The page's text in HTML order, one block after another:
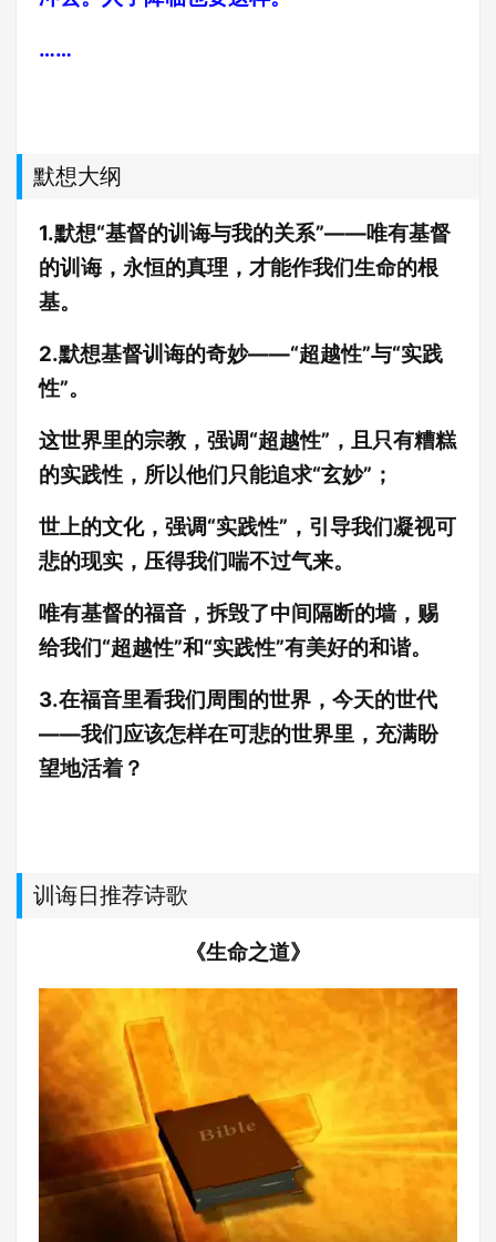
……
默想大纲
1.默想“基督的训诲与我的关系”——唯有基督
的训诲，永恒的真理，才能作我们生命的根
基。
2.默想基督训诲的奇妙——“超越性”与“实践
性”。
这世界里的宗教，强调“超越性”，且只有糟糕
的实践性，所以他们只能追求“玄妙”；
世上的文化，强调“实践性”，引导我们凝视可
悲的现实，压得我们喘不过气来。
唯有基督的福音，拆毁了中间隔断的墙，赐
给我们“超越性”和“实践性”有美好的和谐。
3.在福音里看我们周围的世界，今天的世代
——我们应该怎样在可悲的世界里，充满盼
望地活着？
训诲日推荐诗歌
《生命之道》